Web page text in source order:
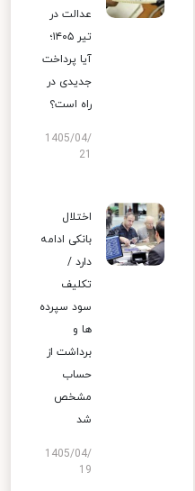
عدالت در
تیر ۱۴۰۵؛
آیا پرداخت
جدیدی در
راه است؟
1405/04/
اختلال
بانکی ادامه
دارد /
تکلیف
سود سپرده
ها و
برداشت از
حساب
مشخص
شد
1405/04/
19